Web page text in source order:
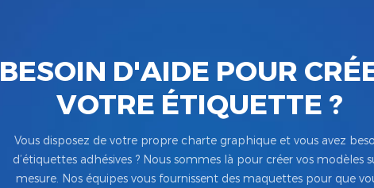
BESOIN D'AIDE POUR
VOTRE ÉTIQUETTE ?
Vous disposez de votre propre charte graphique et vous avez
d’étiquettes adhésives ? Nous sommes là pour créer vos modèles
mesure. Nos équipes vous fournissent des maquettes pour que